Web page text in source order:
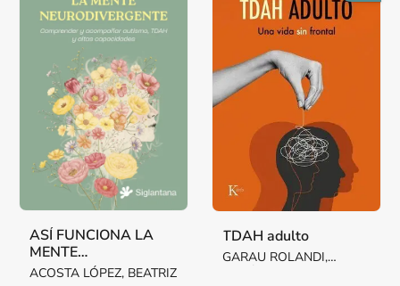
ASÍ FUNCIONA LA
MENTE
NEURODIVERGENTE
ACOSTA LÓPEZ, BEATRIZ
TDAH adulto
GARAU ROLANDI,